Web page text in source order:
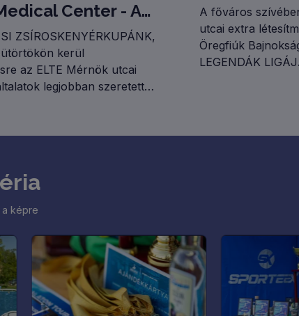
Lotusz Medical Center - Augusztus 20-i Zsíroskenyérkupa
ZSÍROSKENYÉRKUPÁNK,
kerül
az ELTE Mérnök utcai
legjobban szeretett
fogadni, akik két
13.30.Rájátszás:
A főváros
utcai extra
Öregfiúk
LEGENDÁK
a képre